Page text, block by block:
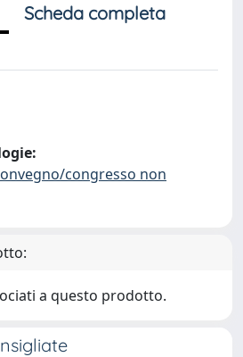
Scheda completa
congresso non
a questo prodotto.